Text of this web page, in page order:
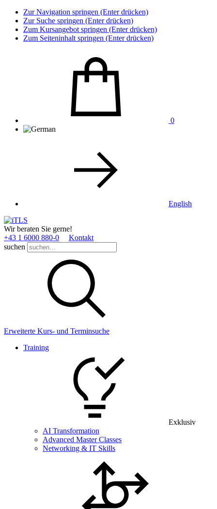
Zur Navigation springen (Enter drücken)
Zur Suche springen (Enter drücken)
Zum Kursangebot springen (Enter drücken)
Zum Seiteninhalt springen (Enter drücken)
0
English
Wir beraten Sie gerne!
+43 1 6000 880­-0
Kontakt
suchen
Erweiterte Kurs- und Terminsuche
Training
Exklusiv
AI Transformation
Advanced Master Classes
Networking & IT Skills